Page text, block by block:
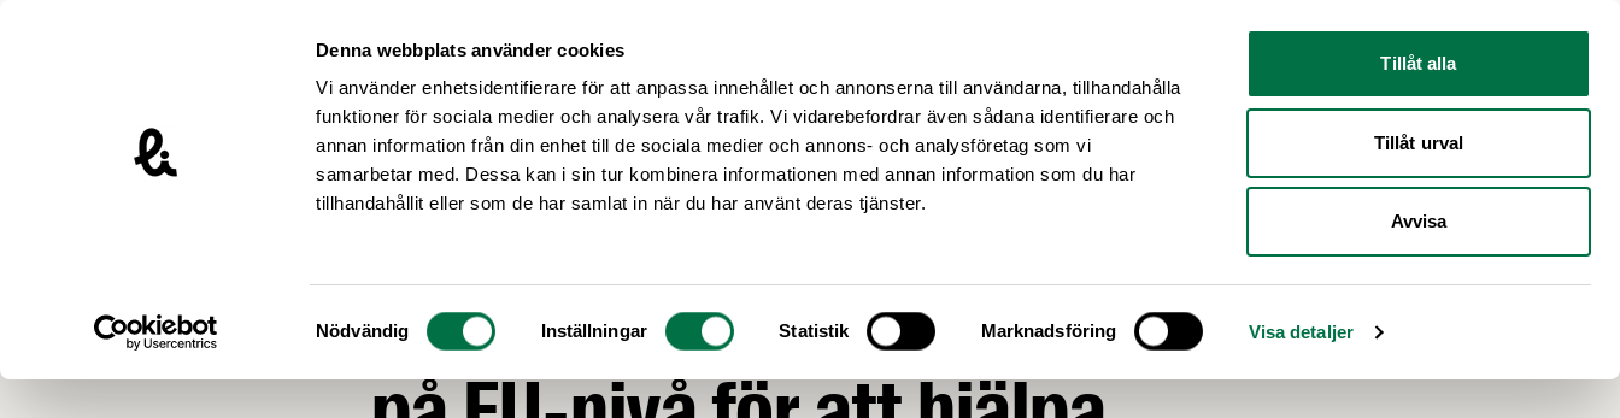
Denna webbplats använder cookies
Vi använder enhetsidentifierare för att anpassa innehållet och annonserna till användarna, tillhandahålla
funktioner för sociala medier och analysera vår trafik. Vi vidarebefordrar även sådana identifierare och
annan information från din enhet till de sociala medier och annons- och analysföretag som vi
samarbetar med. Dessa kan i sin tur kombinera informationen med annan information som du har
tillhandahållit eller som de har samlat in när du har använt deras tjänster.
Samtyckesval
Nödvändig Inställningar Statistik Marknadsföring Visa detaljer
Tillåt alla
Tillåt urval
Avvisa
Livsmedelsföretagen – till startsidan
Nyheter
Coronakrisen: Så arbetar vi